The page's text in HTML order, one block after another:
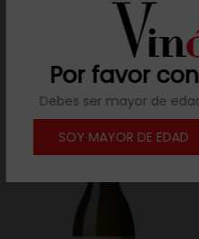
Por favor
Debes ser mayor de
SOY MAYOR DE EDAD
52,30 €
Añadir al carrito